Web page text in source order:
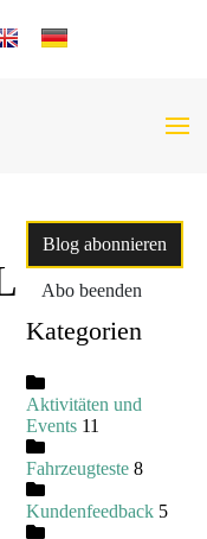
Blog abonnieren
Abo beenden
Kategorien
Aktivitäten und
Events 11
Fahrzeugteste 8
Kundenfeedback 5